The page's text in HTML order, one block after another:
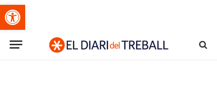
Obre la barra d'eines